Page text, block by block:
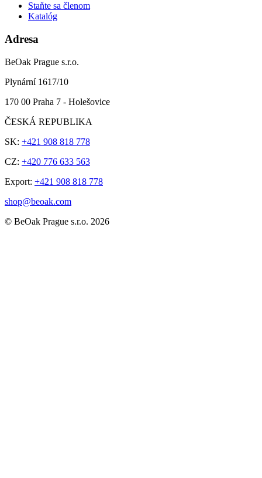
Staňte sa členom
Katalóg
Adresa
BeOak Prague s.r.o.
Plynární 1617/10
170 00 Praha 7 - Holešovice
ČESKÁ REPUBLIKA
SK: +421 908 818 778
CZ: +420 776 633 563
Export: +421 908 818 778
shop@beoak.com
© BeOak Prague s.r.o. 2026